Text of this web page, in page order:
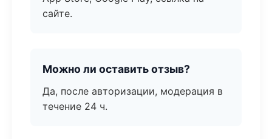
сайте.
Можно ли оставить отзыв?
Да, после авторизации, модерация в
течение 24 ч.